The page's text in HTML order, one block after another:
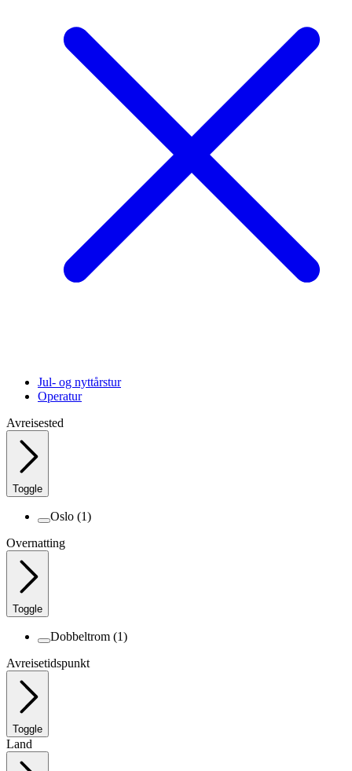
Jul- og nyttårstur
Operatur
Avreisested
Toggle
Oslo (1)
Overnatting
Toggle
Dobbeltrom (1)
Avreisetidspunkt
Toggle
Land